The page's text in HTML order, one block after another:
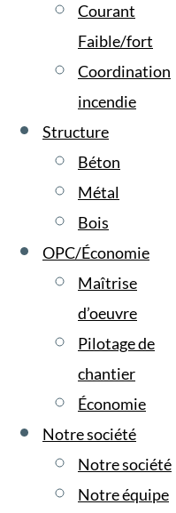
Courant
Faible/fort
Coordination
incendie
Structure
Béton
Métal
Bois
OPC/Économie
Maîtrise
d’oeuvre
Pilotage de
chantier
Économie
Notre société
Notre société
Notre équipe